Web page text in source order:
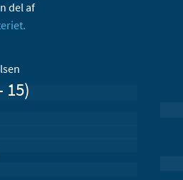
del af
15)